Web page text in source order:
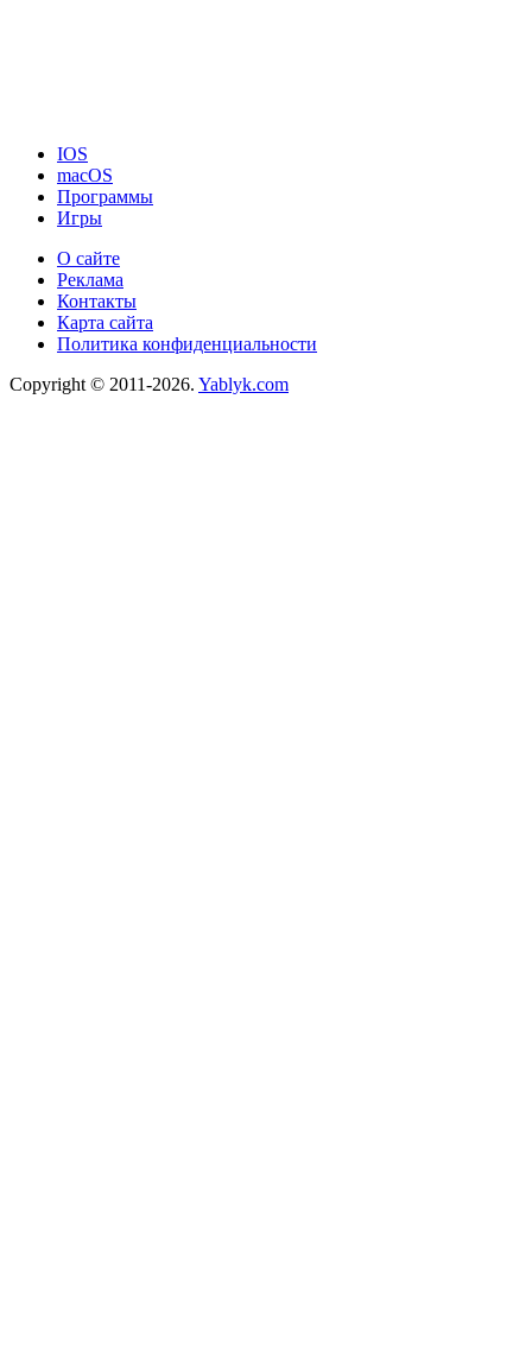
IOS
macOS
Программы
Игры
О сайте
Реклама
Контакты
Карта сайта
Политика конфиденциальности
Copyright © 2011-2026. Yablyk.сom